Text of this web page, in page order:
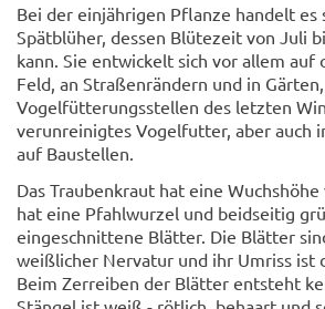
Bei der einjährigen Pflanze handelt es
Spätblüher, dessen Blütezeit von Juli
kann. Sie entwickelt sich vor allem auf
Feld, an Straßenrändern und in
Vogelfütterungsstellen des letzten
verunreinigtes Vogelfutter, aber auch
auf Baustellen.
Das Traubenkraut hat eine Wuchshöhe
hat eine Pfahlwurzel und beidseitig
eingeschnittene Blätter. Die Blätter
weißlicher Nervatur und ihr Umriss ist
Beim Zerreiben der Blätter entsteht